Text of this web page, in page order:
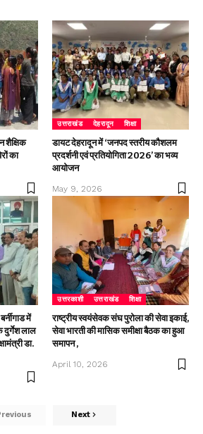
शैक्षिक
का
उत्तराखंड देहरादून शिक्षा
डायट देहरादून में ‘जनपद स्तरीय कौशलम
प्रदर्शनी एवं प्रतियोगिता 2026’ का भव्य
आयोजन
May 9, 2026
में
दुर्गेश लाल
डा.
उत्तरकाशी उत्तराखंड शिक्षा
राष्ट्रीय स्वयंसेवक संघ पुरोला की सेवा इकाई,
सेवा भारती की मासिक समीक्षा बैठक का हुआ
समापन ,
April 10, 2026
Next